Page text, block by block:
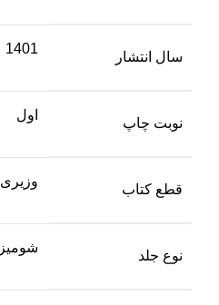
سال انتشار
1401
نوبت چاپ
اول
قطع کتاب
وزیری
نوع جلد
شومیز